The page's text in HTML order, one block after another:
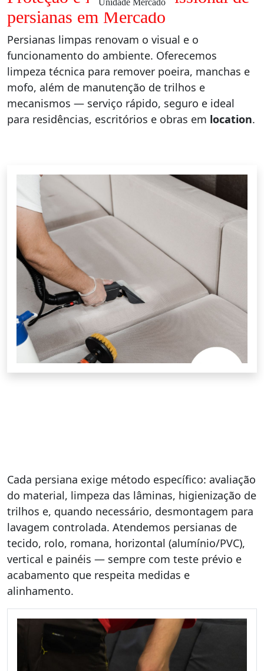
Unidade Mercado
persianas em Mercado
Persianas limpas renovam o visual e o
funcionamento do ambiente. Oferecemos
limpeza técnica para remover poeira, manchas e
mofo, além de manutenção de trilhos e
mecanismos — serviço rápido, seguro e ideal
para residências, escritórios e obras em location.
Cada persiana exige método específico: avaliação
do material, limpeza das lâminas, higienização de
trilhos e, quando necessário, desmontagem para
lavagem controlada. Atendemos persianas de
tecido, rolo, romana, horizontal (alumínio/PVC),
vertical e painéis — sempre com teste prévio e
acabamento que respeita medidas e
alinhamento.